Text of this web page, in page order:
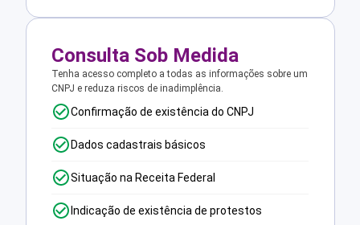
Consulta Sob Medida
Tenha acesso completo a todas as informações sobre um
CNPJ e reduza riscos de inadimplência.
Confirmação de existência do CNPJ
Dados cadastrais básicos
Situação na Receita Federal
Indicação de existência de protestos